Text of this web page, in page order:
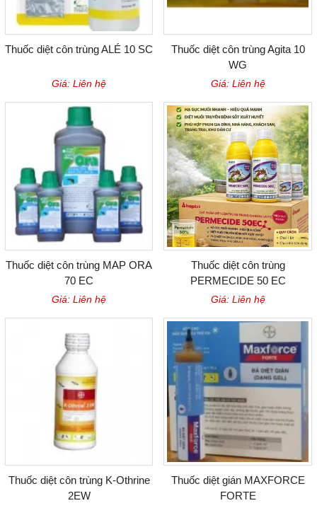
Thuốc diệt côn trùng ALÉ 10 SC
Giá: Liên hệ
Thuốc diệt côn trùng Agita 10
WG
Giá: Liên hệ
Thuốc diệt côn trùng MAP ORA
70 EC
Giá: Liên hệ
Thuốc diệt côn trùng
PERMECIDE 50 EC
Giá: Liên hệ
Thuốc diệt côn trùng K-Othrine
2EW
Thuốc diệt gián MAXFORCE
FORTE